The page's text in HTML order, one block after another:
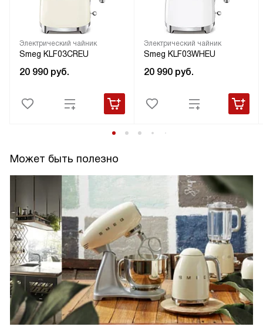
Электрический чайник
Smeg KLF03CREU
20 990 руб.
Электрический чайник
Smeg KLF03WHEU
20 990 руб.
Может быть полезно